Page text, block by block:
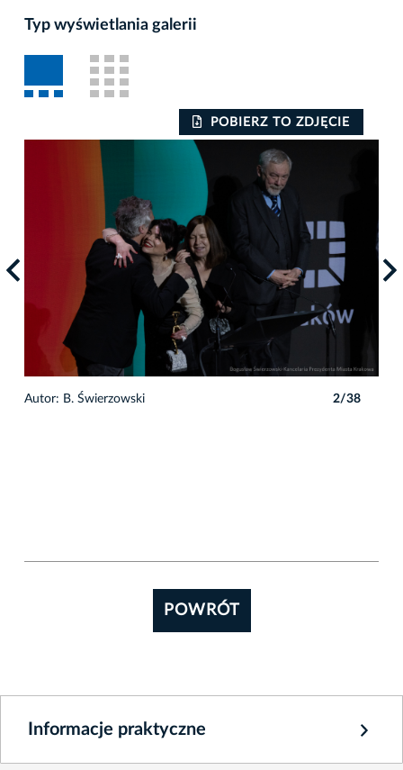
Typ wyświetlania galerii
POBIERZ TO ZDJĘCIE
Autor: B. Świerzowski 2/38
POWRÓT
Informacje praktyczne